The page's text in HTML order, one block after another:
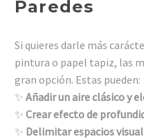
Paredes
Si quieres darle más
pintura o papel tapiz, las
gran opción. Estas pueden:
✨ Añadir un aire clásico y
✨ Crear efecto de
✨ Delimitar espacios